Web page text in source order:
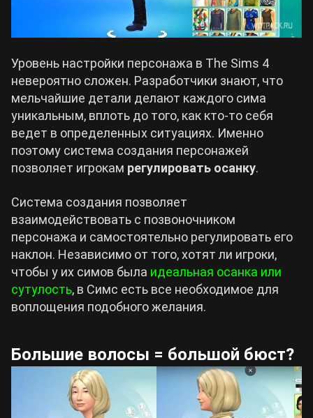
Уровень настройки персонажа в The Sims 4
невероятно сложен. Разработчики знают, что
мельчайшие детали делают каждого сима
уникальным, вплоть до того, как кто-то себя
ведет в определенных ситуациях. Именно
поэтому система создания персонажей
позволяет игрокам регулировать осанку.
Система создания позволяет
взаимодействовать с позвоночником
персонажа и самостоятельно регулировать его
наклон. Независимо от того, хотят ли игроки,
чтобы у их симов была идеальная осанка или
сутулость, в Симс есть все необходимое для
воплощения подобного желания.
Большие волосы = большой бюст?